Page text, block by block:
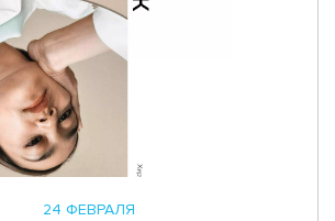
24 ФЕВРАЛЯ